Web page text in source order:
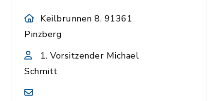
Keilbrunnen 8, 91361
Pinzberg
1. Vorsitzender Michael
Schmitt